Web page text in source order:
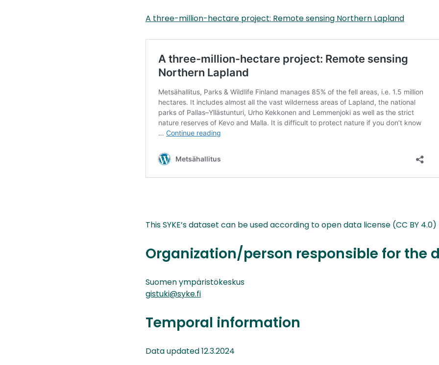
A three-million-hectare project: Remote sensing Northern Lapland
This SYKE’s dataset can be used according to open data license (CC BY 4.0)
Organization/person responsible for the
Suomen ympäristökeskus
gistuki@syke.fi
Temporal information
Data updated 12.3.2024